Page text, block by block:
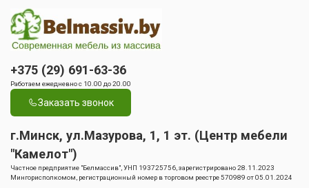
+375 (29) 691-63-36
Работаем ежедневно с 10.00 до 20.00
Заказать звонок
г.Минск, ул.Мазурова, 1, 1 эт. (Центр мебели
"Камелот")
Частное предприятие "Белмассив", УНП 193725756, зарегистрировано 28.11.2023
Мингорисполкомом, регистрационный номер в торговом реестре 570989 от 05.01.2024